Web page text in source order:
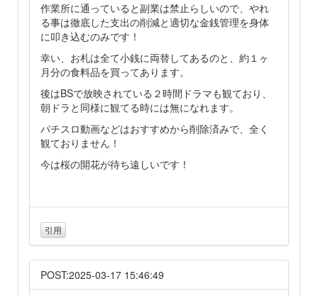
作業所に通っていると副業は禁止らしいので、やれ
る事は徹底した支出の削減と適切な金銭管理を身体
に叩き込むのみです！
幸い、お札は全て小銭に両替してあるのと、約１ヶ
月分の食料品を買ってあります。
後はBSで放映されている２時間ドラマも観ており、
朝ドラと同様に観てる時には無になれます。
パチスロ動画などはおすすめから削除済みで、全く
観ておりません！
今は桜の開花が待ち遠しいです！
引用
POST:2025-03-17 15:46:49